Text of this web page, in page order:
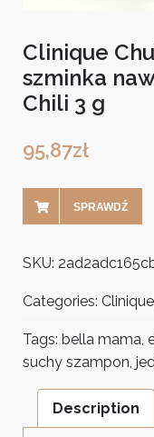
Clinique
szminka
Chili 3 g
95,87zł
SPRAWDŹ
SKU:
Categories: Clinique
Tags: bella mama,
suchy szampon,
Description